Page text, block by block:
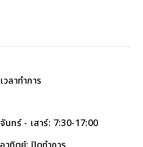
เวลาทำการ
จันทร์ - เสาร์: 7:30-17:00